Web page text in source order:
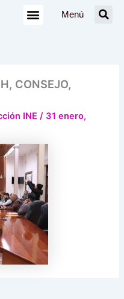
Menú
CONSEJO,
INE/ 31 enero,